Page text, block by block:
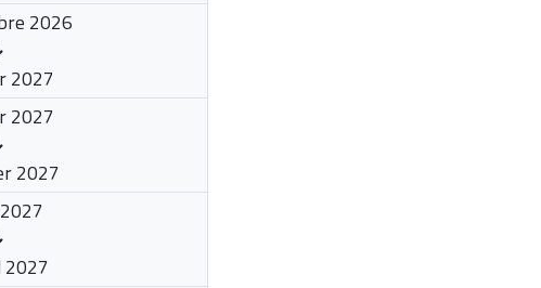
2026
2027
2027
2027
2027